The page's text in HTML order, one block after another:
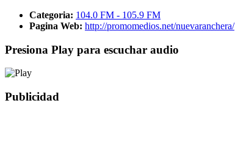
Categoria: 104.0 FM - 105.9 FM
Pagina Web: http://promomedios.net/nuevaranchera/
Presiona Play para escuchar audio
Publicidad